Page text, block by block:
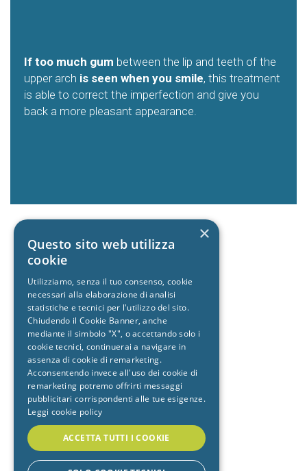
If too much gum between the lip and teeth of the
upper arch is seen when you smile, this treatment
is able to correct the imperfection and give you
back a more pleasant appearance.
×
Questo sito web utilizza
cookie
Utilizziamo, senza il tuo consenso, cookie
necessari alla elaborazione di analisi
statistiche e tecnici per l'utilizzo del sito.
Chiudendo il Cookie Banner, anche
mediante il simbolo "X", o accettando solo i
cookie tecnici, continuerai a navigare in
assenza di cookie di remarketing.
Acconsentendo invece all'uso dei cookie di
remarketing potremo offrirti messaggi
pubblicitari corrispondenti alle tue esigenze.
Leggi cookie policy
ACCETTA TUTTI I COOKIE